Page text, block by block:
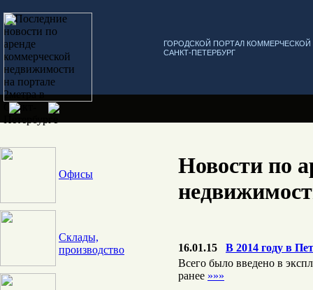
ГОРОДСКОЙ ПОРТАЛ
САНКТ-ПЕТЕРБУРГ
Офисы
Склады,
производство
Новости по
16.01.15
В 2014 году в
Всего было введено в
ранее »»»